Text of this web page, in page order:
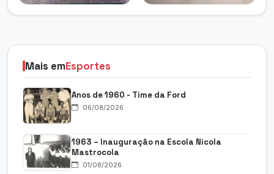
Mais emEsportes
Anos de 1960 - Time da Ford
06/08/2026
1963 – Inauguração na Escola Nicola
Mastrocola
01/08/2026